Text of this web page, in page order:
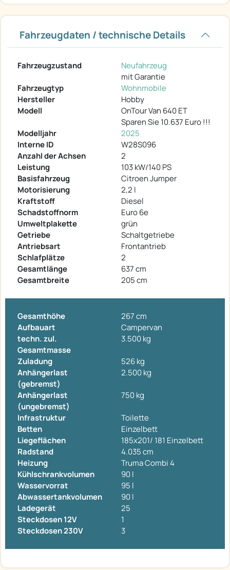
Fahrzeugdaten / technische Details
Fahrzeugzustand
Neufahrzeug
mit Garantie
Fahrzeugtyp
Wohnmobile
Hersteller
Hobby
Modell
OnTour Van 640 ET
Sparen Sie 10.637 Euro !!!
Modelljahr
2025
Interne ID
W28S096
Anzahl der Achsen
2
Leistung
103 kW/140 PS
Basisfahrzeug
Citroen Jumper
Motorisierung
2,2 l
Kraftstoff
Diesel
Schadstoffnorm
Euro 6e
Umweltplakette
grün
Getriebe
Schaltgetriebe
Antriebsart
Frontantrieb
Schlafplätze
2
Gesamtlänge
637 cm
Gesamtbreite
205 cm
Gesamthöhe
267 cm
Aufbauart
Campervan
techn. zul.
Gesamtmasse
3.500 kg
Zuladung
526 kg
Anhängerlast
(gebremst)
2.500 kg
Anhängerlast
(ungebremst)
750 kg
Infrastruktur
Toilette
Betten
Einzelbett
Liegeflächen
185x201/ 181 Einzelbett
Radstand
4.035 cm
Heizung
Truma Combi 4
Kühlschrankvolumen
90 l
Wasservorrat
95 l
Abwassertankvolumen
90 l
Ladegerät
25
Steckdosen 12V
1
Steckdosen 230V
3